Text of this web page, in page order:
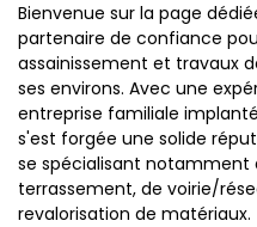
Bienvenue sur la page
partenaire de confiance
assainissement et travaux
ses environs. Avec une
entreprise familiale
s'est forgée une solide
se spécialisant notamment
terrassement, de voirie/
revalorisation de matériaux.